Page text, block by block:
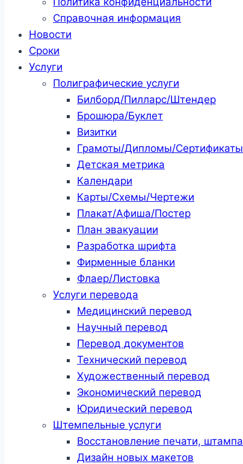
Справочная информация
Новости
Сроки
Услуги
Полиграфические услуги
Билборд/Пилларс/Штендер
Брошюра/Буклет
Визитки
Грамоты/Дипломы/Сертификаты
Детская метрика
Календари
Карты/Схемы/Чертежи
Плакат/Афиша/Постер
План эвакуации
Разработка шрифта
Фирменные бланки
Флаер/Листовка
Услуги перевода
Медицинский перевод
Научный перевод
Перевод документов
Технический перевод
Художественный перевод
Экономический перевод
Юридический перевод
Штемпельные услуги
Восстановление печати, штампа
Дизайн новых макетов